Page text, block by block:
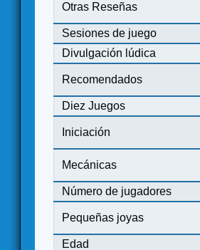
Otras Reseñas
Sesiones de juego
Divulgación lúdica
Recomendados
Diez Juegos
Iniciación
Mecánicas
Número de jugadores
Pequeñas joyas
Edad